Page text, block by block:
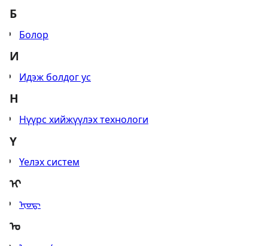
Б
Болор
И
Идэж болдог ус
Н
Нүүрс хийжүүлэх технологи
Ү
Үелэх систем
ᠢ
ᠢᠣᠳ᠋
ᠤ